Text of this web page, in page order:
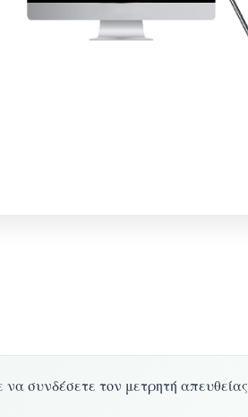
να συνδέσετε τον μετρητή απευθείας